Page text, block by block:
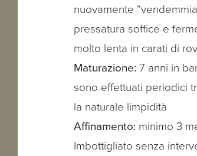
nuovamente
pressatura soffice e
molto lenta in carati di
Maturazione: 7 anni in
sono effettuati periodici
la naturale limpidità
Affinamento: minimo 3
Imbottigliato senza